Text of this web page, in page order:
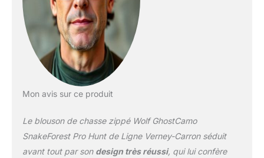
neuf, sous emballage
d'origine.
Mon avis sur ce produit
Le blouson de chasse zippé Wolf GhostCamo
SnakeForest Pro Hunt de Ligne Verney-Carron séduit
avant tout par son design très réussi, qui lui confère